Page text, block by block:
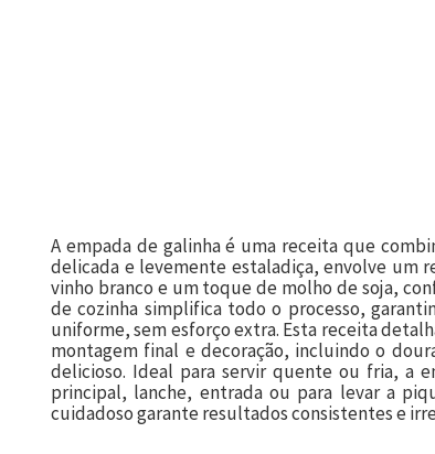
A empada de galinha é uma receita que
delicada e levemente estaladiça, envolve um
vinho branco e um toque de molho de soja,
de cozinha simplifica todo o processo,
uniforme, sem esforço extra. Esta receita
montagem final e decoração, incluindo o
delicioso. Ideal para servir quente ou fria, a
principal, lanche, entrada ou para levar a
cuidadoso garante resultados consistentes e